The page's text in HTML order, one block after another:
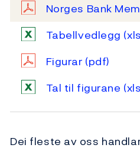
Norges Bank
Tabellvedlegg
Figurar (pdf)
Tal til figurane
Dei fleste av oss